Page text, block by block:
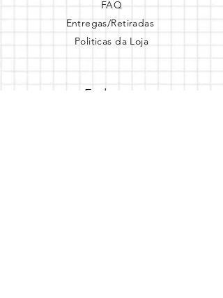
FAQ
Entregas/Retiradas
Politicas da Loja
Endereço